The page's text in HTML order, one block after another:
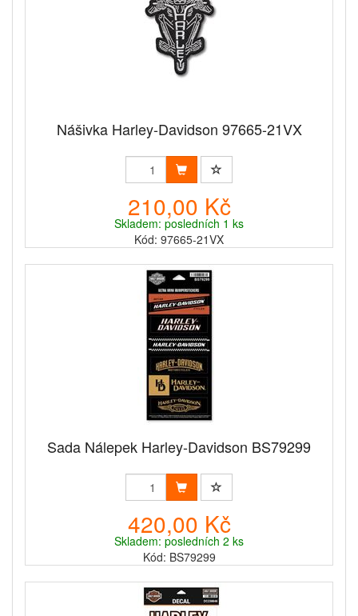
Nášivka Harley-Davidson 97665-21VX
210,00 Kč
Skladem: posledních 1 ks
Kód: 97665-21VX
Sada Nálepek Harley-Davidson BS79299
420,00 Kč
Skladem: posledních 2 ks
Kód: BS79299